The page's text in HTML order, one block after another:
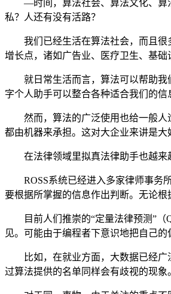
—时间，算法社会、算法文化、算
私？人还有没有活路？
我们已经生活在算法社会，而且
增长点，诸如广告业、医疗卫生、基础
就日常生活而言，算法可以帮助
字个人助手可以整合各种适合我们的信
然而，算法的广泛使用也给一般
都由机器来承担。这对大企业来讲是大
在法律领域里拟真法律助手也越来
ROSS系统已经进入多家律师事务
要根据所掌握的信息作出判断。无论
目前人们推崇的“定量法律预测”
见。可能由于编程者下意识地把自己
比如，在就业方面，大数据已经
过算法提供的名单同样会有歧视的现